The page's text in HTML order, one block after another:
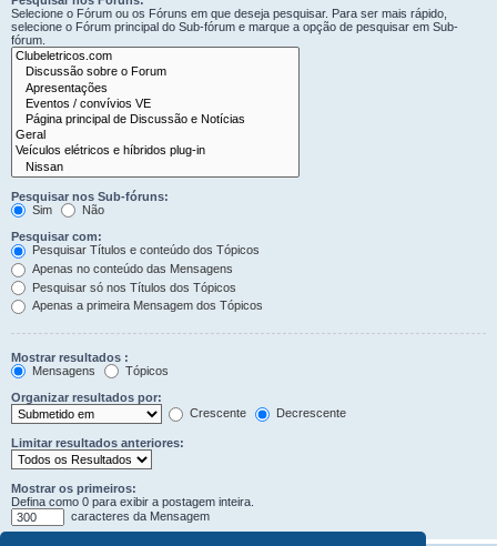
Selecione o Fórum ou os Fóruns em que deseja pesquisar. Para ser mais rápido,
selecione o Fórum principal do Sub-fórum e marque a opção de pesquisar em Sub-
fórum.
Pesquisar nos Sub-fóruns:
Sim
Não
Pesquisar com:
Pesquisar Títulos e conteúdo dos Tópicos
Apenas no conteúdo das Mensagens
Pesquisar só nos Títulos dos Tópicos
Apenas a primeira Mensagem dos Tópicos
Mostrar resultados :
Mensagens
Tópicos
Organizar resultados por:
Crescente
Decrescente
Limitar resultados anteriores:
Mostrar os primeiros:
Defina como 0 para exibir a postagem inteira.
caracteres da Mensagem